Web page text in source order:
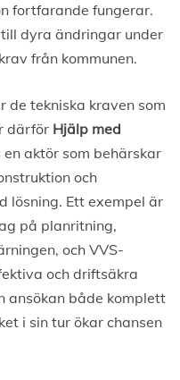
fortfarande fungerar.
dyra ändringar under
från kommunen.
de tekniska kraven som
därför Hjälp med
aktör som behärskar
och
lösning. Ett exempel är
på planritning,
och VVS-
och driftsäkra
ansökan både komplett
i sin tur ökar chansen